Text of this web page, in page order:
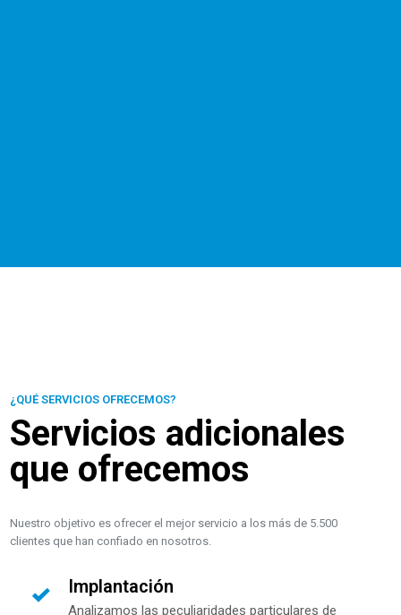
¿QUÉ SERVICIOS OFRECEMOS?
Servicios adicionales
que ofrecemos
Nuestro objetivo es ofrecer el mejor servicio a los más de 5.500
clientes que han confiado en nosotros.
Implantación
Analizamos las peculiaridades particulares de